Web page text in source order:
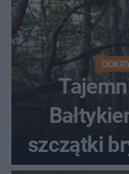
szczątki